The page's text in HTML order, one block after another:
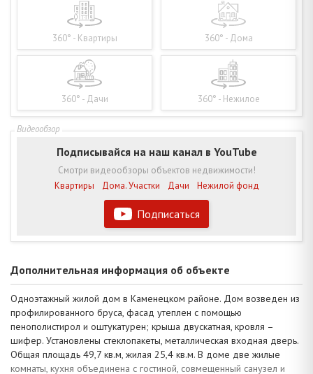
360° - Квартиры 360° - Дома
360° - Дачи 360° - Нежилое
Подписаться
Подписывайся на наш канал в YouTube
Смотри видеообзоры объектов недвижимости!
Квартиры
Дома. Участки Дачи Нежилой фонд
Дополнительная информация об объекте
Одноэтажный жилой дом в Каменецком районе. Дом возведен из
профилированного бруса, фасад утеплен с помощью
пенополистирол и оштукатурен; крыша двускатная, кровля –
шифер. Установлены стеклопакеты, металлическая входная дверь.
Общая площадь 49,7 кв.м, жилая 25,4 кв.м. В доме две жилые
комнаты, кухня объединена с гостиной, совмещенный санузел и